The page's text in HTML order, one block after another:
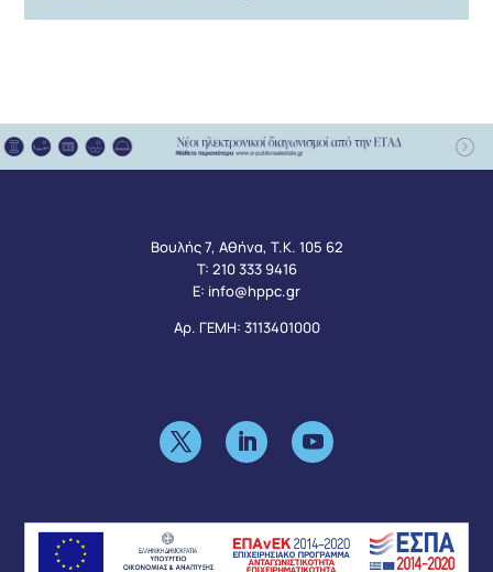
Βουλής 7, Αθήνα, Τ.Κ. 105 62
Τ: 210 333 9416
Ε: info@hppc.gr
Αρ. ΓΕΜΗ: 3113401000